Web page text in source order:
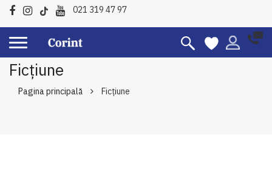
021 319 47 97
Ficțiune
Pagina principală Ficțiune